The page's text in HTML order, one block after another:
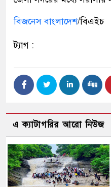
বিজনেস বাংলাদেশ/বিএইচ
ট্যাগ :
এ ক্যাটাগরির আরো নিউজ